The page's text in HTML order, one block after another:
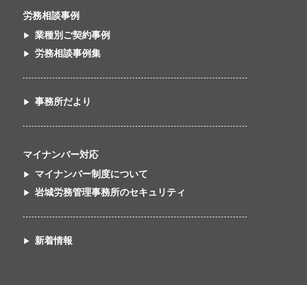
労務相談事例
業種別ご契約事例
労務相談事例集
事務所だより
マイナンバー対応
マイナンバー制度について
岩城労務管理事務所のセキュリティ
新着情報